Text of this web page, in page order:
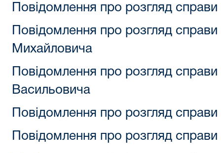
Повідомлення про розгляд
Повідомлення про розгляд
Михайловича
Повідомлення про розгляд
Васильовича
Повідомлення про розгляд
Повідомлення про розгляд